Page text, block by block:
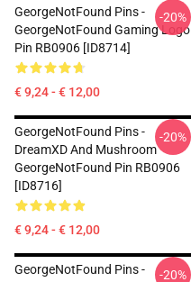
GeorgeNotFound Pins -
GeorgeNotFound Gaming Logo
Pin RB0906 [ID8714]
€ 9,24 - € 12,00
-20%
GeorgeNotFound Pins -
DreamXD And Mushroom
GeorgeNotFound Pin RB0906
[ID8716]
€ 9,24 - € 12,00
-20%
GeorgeNotFound Pins -
-20%